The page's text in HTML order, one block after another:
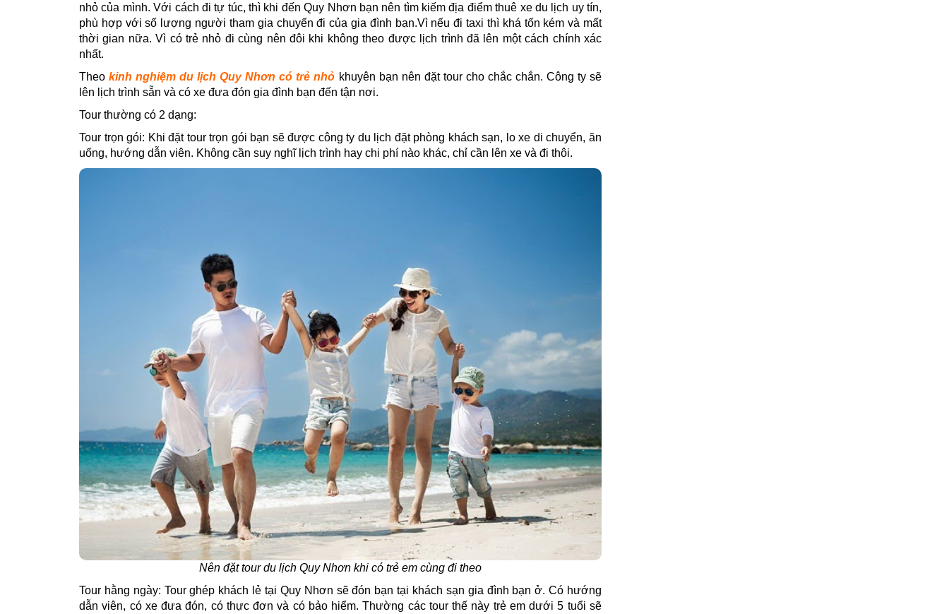
nhỏ của mình. Với cách đi tự túc, thì khi đến Quy Nhơn bạn nên tìm kiếm địa điểm thuê xe du lịch uy tín,
phù hợp với số lượng người tham gia chuyến đi của gia đình bạn.Vì nếu đi taxi thì khá tốn kém và mất
thời gian nữa. Vì có trẻ nhỏ đi cùng nên đôi khi không theo được lịch trình đã lên một cách chính xác
nhất.
Theokinh nghiệm du lịch Quy Nhơn có trẻ nhỏ khuyên bạn nên đặt tour cho chắc chắn. Công ty sẽ
lên lịch trình sẵn và có xe đưa đón gia đình bạn đến tận nơi.
Tour thường có 2 dạng:
Tour trọn gói: Khi đặt tour trọn gói bạn sẽ được công ty du lịch đặt phòng khách sạn, lo xe di chuyển, ăn
uống, hướng dẫn viên. Không cần suy nghĩ lịch trình hay chi phí nào khác, chỉ cần lên xe và đi thôi.
Nên đặt tour du lịch Quy Nhơn khi có trẻ em cùng đi theo
Tour hằng ngày: Tour ghép khách lẻ tại Quy Nhơn sẽ đón bạn tại khách sạn gia đình bạn ở. Có hướng
dẫn viên, có xe đưa đón, có thực đơn và có bảo hiểm. Thường các tour thế này trẻ em dưới 5 tuổi sẽ